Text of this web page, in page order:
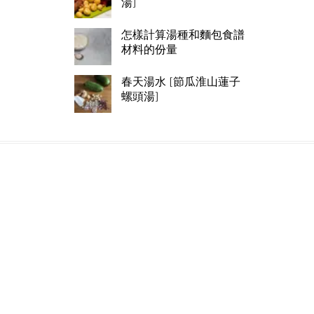
湯]
怎樣計算湯種和麵包食譜
材料的份量
春天湯水 [節瓜淮山蓮子
螺頭湯]